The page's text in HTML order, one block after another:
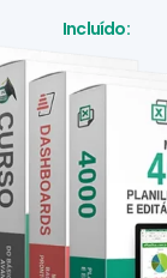
Incluído: